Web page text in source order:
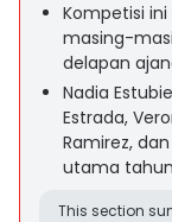
Kompetisi
masing-
delapan
Nadia
Estrada,
Ramirez,
utama
This section